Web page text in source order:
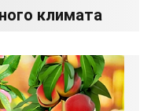
климата